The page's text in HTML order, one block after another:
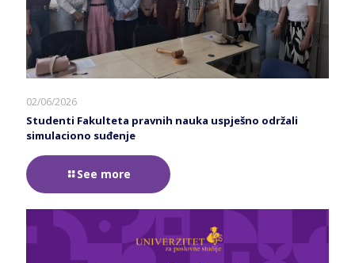
02/06/2026
Studenti Fakulteta pravnih nauka uspješno održali
simulaciono suđenje
See more